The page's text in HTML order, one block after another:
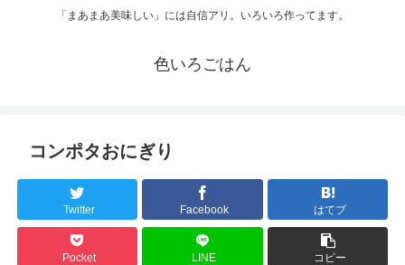
「まあまあ美味しい」には自信アリ。いろいろ作ってます。
色いろごはん
コンポタおにぎり
Twitter Facebook はてブ
Pocket LINE コピー